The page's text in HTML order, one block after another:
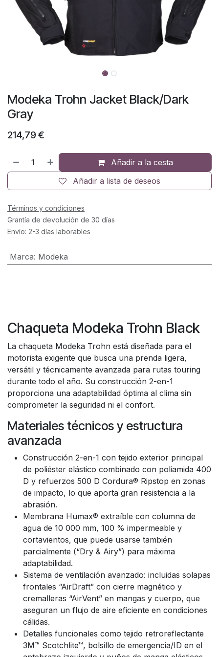
Modeka Trohn Jacket Black/Dark
Gray
214,79€
Añadir a la cesta
Añadir a lista de deseos
Términos y condiciones
Grantía de devolución de 30 días
Envío: 2-3 días laborables
Marca: Modeka
Chaqueta Modeka Trohn Black
La chaqueta Modeka Trohn está diseñada para el
motorista exigente que busca una prenda ligera,
versátil y técnicamente avanzada para rutas touring
durante todo el año. Su construcción 2-en-1
proporciona una adaptabilidad óptima al clima sin
comprometer la seguridad ni el confort.
Materiales técnicos y estructura
avanzada
Construcción 2-en-1 con tejido exterior principal
de poliéster elástico combinado con poliamida 400
D y refuerzos 500 D Cordura® Ripstop en zonas
de impacto, lo que aporta gran resistencia a la
abrasión.
Membrana Humax® extraíble con columna de
agua de 10 000 mm, 100 % impermeable y
cortavientos, que puede usarse también
parcialmente (“Dry & Airy”) para máxima
adaptabilidad.
Sistema de ventilación avanzado: incluidas solapas
frontales “AirDraft” con cierre magnético y
cremalleras “AirVent” en mangas y cuerpo, que
aseguran un flujo de aire eficiente en condiciones
cálidas.
Detalles funcionales como tejido retroreflectante
3M™ Scotchlite™, bolsillo de emergencia/ID en el